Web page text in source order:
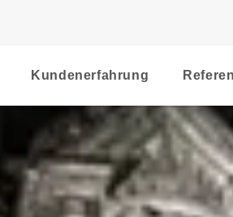
Kundenerfahrung